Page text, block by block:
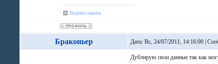
Подпись скрыта
Браконьер Дата: Вс, 24/07/2011, 14:16:00 |
Дублирую свои данные так как